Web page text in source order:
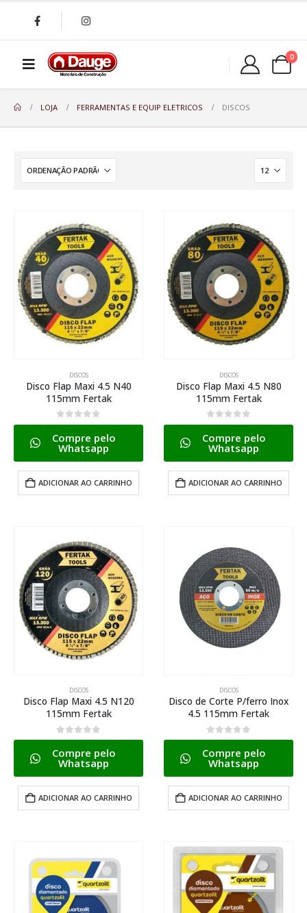
0
LOJA FERRAMENTAS E EQUIP ELETRICOS DISCOS
DISCOS
Disco Flap Maxi 4.5 N40
115mm Fertak
0de 5
Compre pelo
Whatsapp
ADICIONAR AO CARRINHO
DISCOS
Disco Flap Maxi 4.5 N80
115mm Fertak
0de 5
Compre pelo
Whatsapp
ADICIONAR AO CARRINHO
DISCOS
Disco Flap Maxi 4.5 N120
115mm Fertak
0de 5
Compre pelo
Whatsapp
ADICIONAR AO CARRINHO
DISCOS
Disco de Corte P/ferro Inox
4.5 115mm Fertak
0de 5
Compre pelo
Whatsapp
ADICIONAR AO CARRINHO